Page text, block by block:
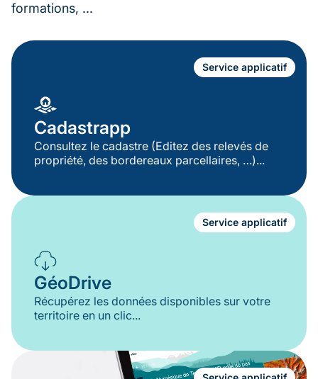
formations, ...
Service applicatif
Cadastrapp
Consultez le cadastre (Editez des relevés de
propriété, des bordereaux parcellaires, …)...
Service applicatif
GéoDrive
Récupérez les données disponibles sur votre
territoire en un clic...